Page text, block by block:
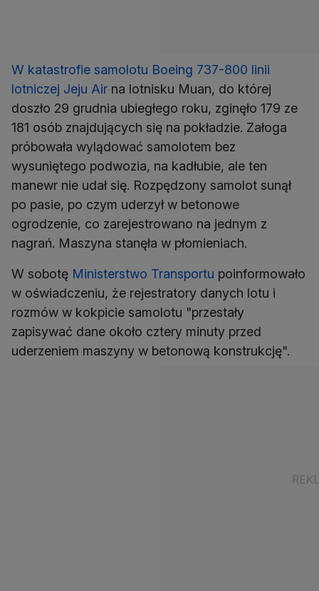
W katastrofie samolotu Boeing 737-800 linii
lotniczej Jeju Air na lotnisku Muan, do której
doszło 29 grudnia ubiegłego roku, zginęło 179 ze
181 osób znajdujących się na pokładzie. Załoga
próbowała wylądować samolotem bez
wysuniętego podwozia, na kadłubie, ale ten
manewr nie udał się. Rozpędzony samolot sunął
po pasie, po czym uderzył w betonowe
ogrodzenie, co zarejestrowano na jednym z
nagrań. Maszyna stanęła w płomieniach.
W sobotę Ministerstwo Transportu poinformowało
w oświadczeniu, że rejestratory danych lotu i
rozmów w kokpicie samolotu "przestały
zapisywać dane około cztery minuty przed
uderzeniem maszyny w betonową konstrukcję".